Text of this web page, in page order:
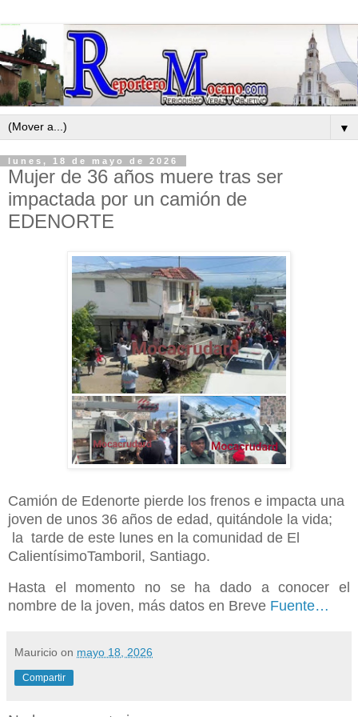
▼
lunes, 18 de mayo de 2026
Mujer de 36 años muere tras ser
impactada por un camión de
EDENORTE
Camión de Edenorte pierde los frenos e impacta una
joven de unos 36 años de edad, quitándole la vida;
la tarde de este lunes en la comunidad de El
CalientísimoTamboril, Santiago.
Hasta el momento no se ha dado a conocer el
nombre de la joven, más datos en Breve Fuente…
Mauricio on mayo 18, 2026
Compartir